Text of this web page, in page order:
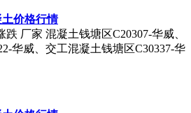
土价格行情
厂家 混凝土钱塘区C20307-华威、
华威、交工混凝土钱塘区C30337-华